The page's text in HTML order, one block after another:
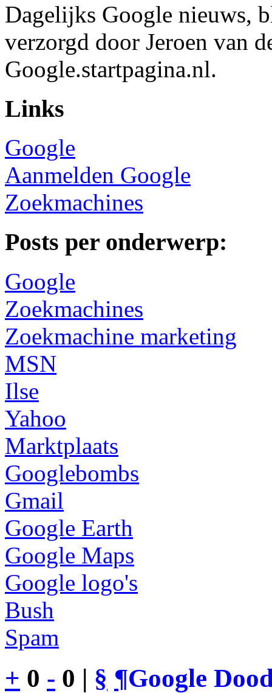
Dagelijks Google nieuws,
verzorgd door Jeroen van
Google.startpagina.nl.
Links
Google
Aanmelden Google
Zoekmachines
Posts per onderwerp:
Google
Zoekmachines
Zoekmachine marketing
MSN
Ilse
Yahoo
Marktplaats
Googlebombs
Gmail
Google Earth
Google Maps
Google logo's
Bush
Spam
+ 0 - 0 | § ¶Google